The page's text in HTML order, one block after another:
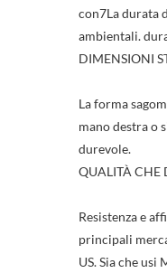
con7La durata
ambientali.
DIMENSIONI
La forma
mano destra o
durevole.
QUALITÀ CHE
Resistenza e
principali
US. Sia che